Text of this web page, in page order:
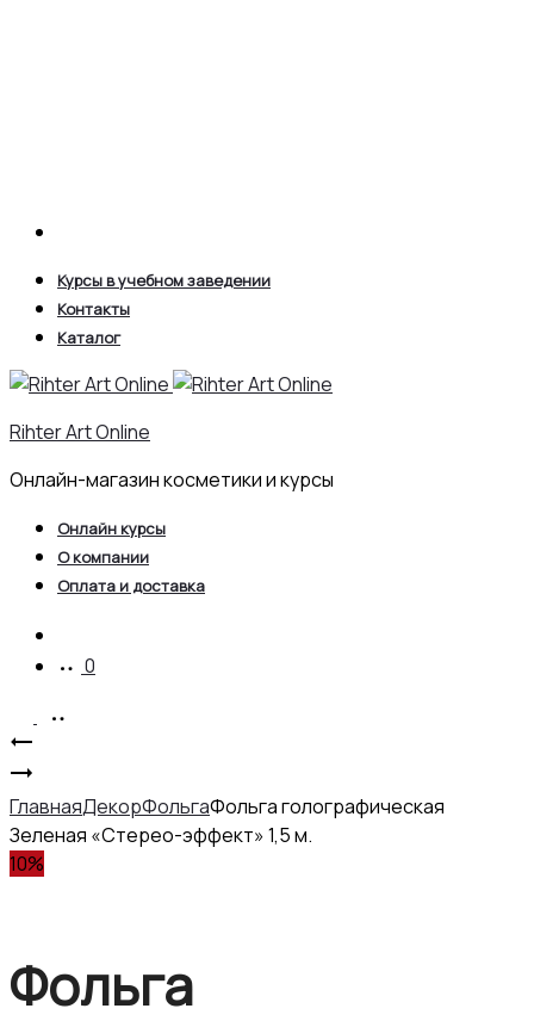
Курсы в учебном заведении
Контакты
Каталог
Rihter Art Online
Онлайн-магазин косметики и курсы
Онлайн курсы
О компании
Оплата и доставка
0
Product
navigation
Зеленая
«Мелкая
точка»
Charmicon
3D
Silicone
Stickers
ГлавнаяДекорФольгаФольга голографическая
Зеленая «Стерео-эффект» 1,5 м.
10%
Фольга